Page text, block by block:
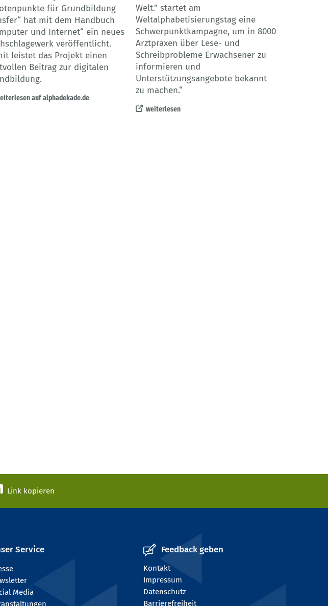
für Grundbildung
hat mit dem Handbuch
und Internet“ ein neues
veröffentlicht.
leistet das Projekt einen
Beitrag zur digitalen
auf alphadekade.de
Welt." startet am
Weltalphabetisierungstag eine
Schwerpunktkampagne, um in 8000
Arztpraxen über Lese- und
Schreibprobleme Erwachsener zu
informieren und
Unterstützungsangebote bekannt
zu machen.“
weiterlesen
Link kopieren
Service
Media
Feedback geben
Kontakt
Impressum
Datenschutz
Barrierefreiheit